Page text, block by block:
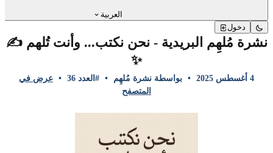
العربية
دخول
نشرة مُلهِم البريدية - نحن نكتب... وأنت تُلهم ✍️
✨
4 أغسطس 2025 • بواسطة نشرة مُلهِم • #العدد 36 • عرض في
المتصفح